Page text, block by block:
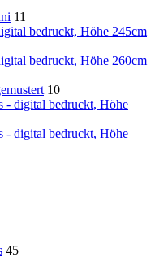
11
bedruckt, Höhe 245cm
bedruckt, Höhe 260cm
10
- digital bedruckt, Höhe
- digital bedruckt, Höhe
45